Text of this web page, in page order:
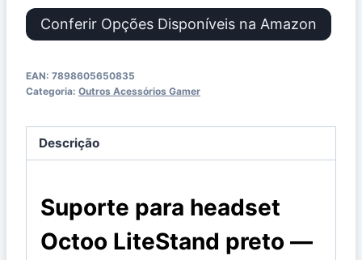
Conferir Opções Disponíveis na Amazon
EAN: 7898605650835
Categoria: Outros Acessórios Gamer
Descrição
Suporte para headset
Octoo LiteStand preto —